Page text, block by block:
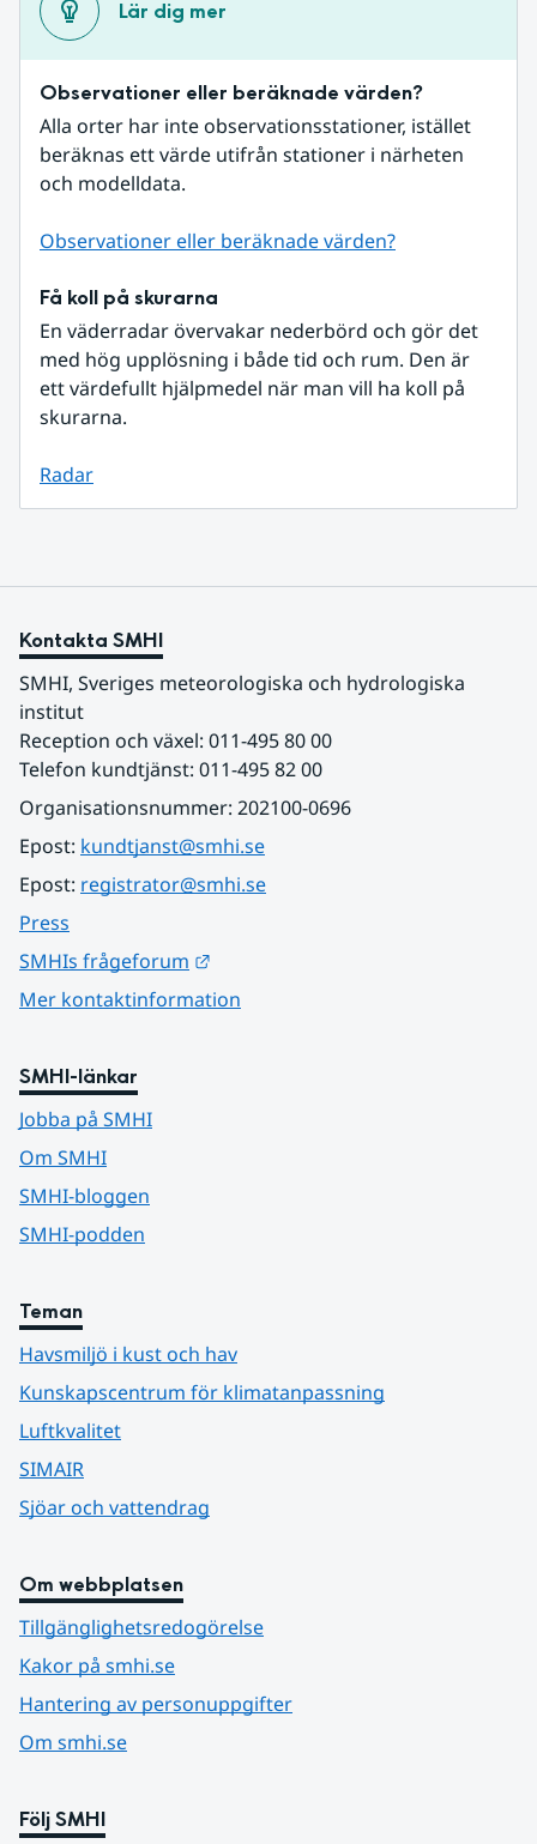
Lär dig mer
Observationer eller beräknade värden?
Alla orter har inte observationsstationer, istället
beräknas ett värde utifrån stationer i närheten
och modelldata.
Observationer eller beräknade värden?
Få koll på skurarna
En väderradar övervakar nederbörd och gör det
med hög upplösning i både tid och rum. Den är
ett värdefullt hjälpmedel när man vill ha koll på
skurarna.
Radar
Kontakta SMHI
SMHI, Sveriges meteorologiska och hydrologiska
institut
Reception och växel: 011-495 80 00
Telefon kundtjänst: 011-495 82 00
Organisationsnummer: 202100-0696
Epost: kundtjanst@smhi.se
Epost: registrator@smhi.se
Press
SMHIs frågeforum
Mer kontaktinformation
SMHI-länkar
Jobba på SMHI
Om SMHI
SMHI-bloggen
SMHI-podden
Teman
Havsmiljö i kust och hav
Kunskapscentrum för klimatanpassning
Luftkvalitet
SIMAIR
Sjöar och vattendrag
Om webbplatsen
Tillgänglighetsredogörelse
Kakor på smhi.se
Hantering av personuppgifter
Om smhi.se
Följ SMHI